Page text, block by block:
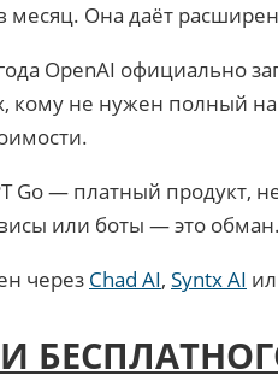
месяц. Она даёт
OpenAI официально
кому не нужен полный
Go — платный продукт,
или боты — это
через Chad AI, Syntx AI